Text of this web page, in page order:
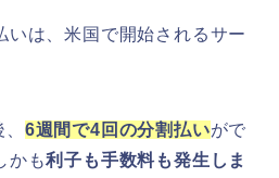
いは、米国で開始されるサー
6週間で4回の分割払いがで
かも利子も手数料も発生しま